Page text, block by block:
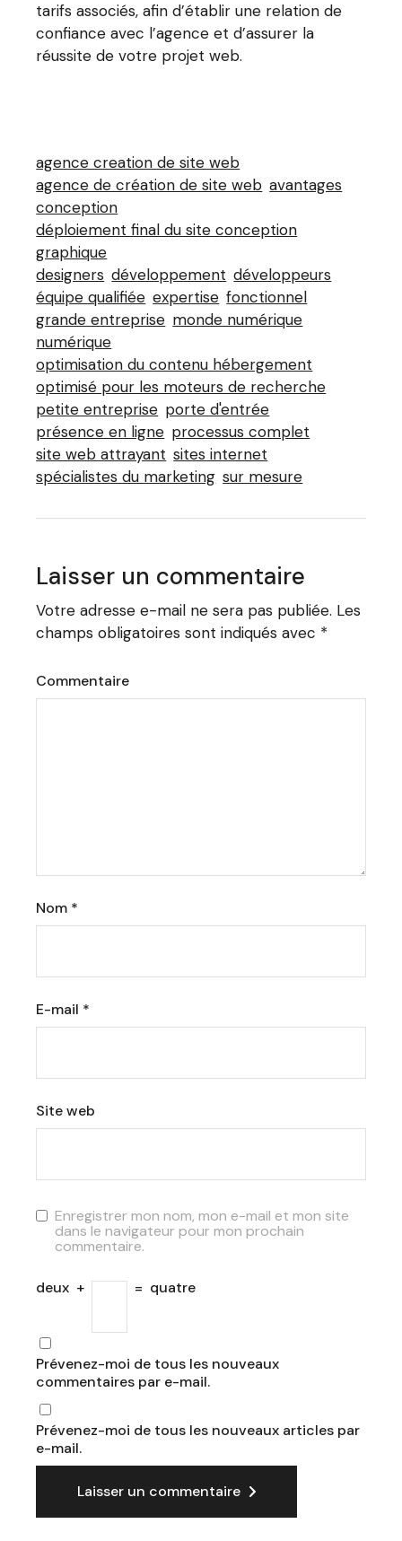
tarifs associés, afin d’établir une relation de
confiance avec l’agence et d’assurer la
réussite de votre projet web.
agence creation de site web
agence de création de site web avantages
conception
déploiement final du site conception
graphique
designers développement développeurs
équipe qualifiée expertise fonctionnel
grande entreprise monde numérique
numérique
optimisation du contenu hébergement
optimisé pour les moteurs de recherche
petite entreprise porte d'entrée
présence en ligne processus complet
site web attrayant sites internet
spécialistes du marketing sur mesure
Laisser un commentaire
Votre adresse e-mail ne sera pas publiée. Les
champs obligatoires sont indiqués avec *
Commentaire
Nom *
E-mail *
Site web
Enregistrer mon nom, mon e-mail et mon site
dans le navigateur pour mon prochain
commentaire.
deux + = quatre
Prévenez-moi de tous les nouveaux
commentaires par e-mail.
Prévenez-moi de tous les nouveaux articles par
e-mail.
Laisser un commentaire